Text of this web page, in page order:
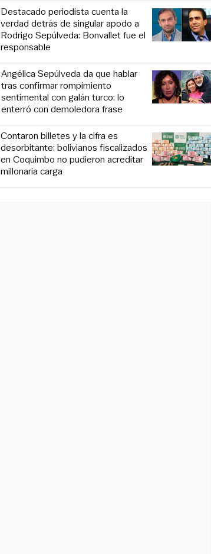
Destacado periodista cuenta la
verdad detrás de singular apodo a
Rodrigo Sepúlveda: Bonvallet fue el
responsable
Angélica Sepúlveda da que hablar
tras confirmar rompimiento
sentimental con galán turco: lo
enterró con demoledora frase
Contaron billetes y la cifra es
desorbitante: bolivianos fiscalizados
en Coquimbo no pudieron acreditar
millonaria carga